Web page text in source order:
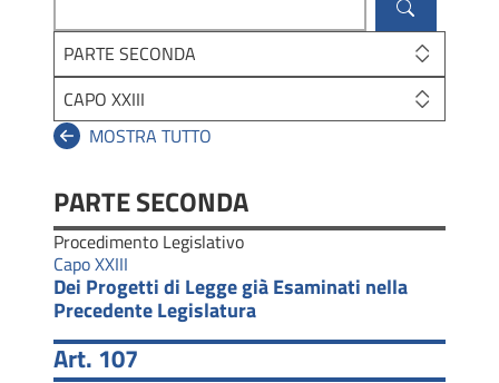
PARTE SECONDA
CAPO XXIII
PARTE SECONDA
Procedimento Legislativo
Capo XXIII
Dei Progetti di Legge già Esaminati nella
Precedente Legislatura
Art. 107